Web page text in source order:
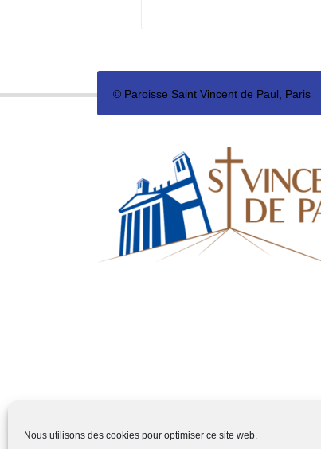
Nous utilisons des cookies pour optimiser ce site web.
© Paroisse Saint Vincent de Paul, Paris